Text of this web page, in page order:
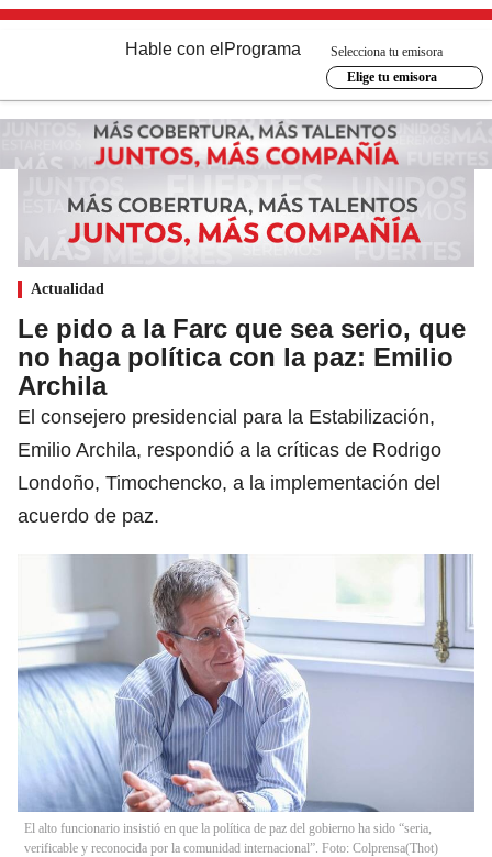
Hable con el Programa
Selecciona tu emisora
Elige tu emisora
Actualidad
Le pido a la Farc que sea serio, que
no haga política con la paz: Emilio
Archila
El consejero presidencial para la Estabilización,
Emilio Archila, respondió a la críticas de Rodrigo
Londoño, Timochencko, a la implementación del
acuerdo de paz.
El alto funcionario insistió en que la política de paz del gobierno ha sido “seria,
verificable y reconocida por la comunidad internacional”. Foto: Colprensa(Thot)